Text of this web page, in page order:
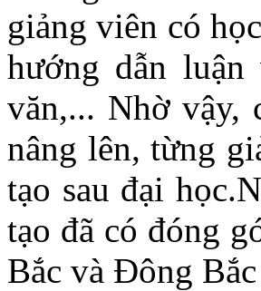
giảng viên có
hướng dẫn
văn,... Nhờ vậy,
nâng lên, từng
tạo sau đại
tạo đã có đóng
Bắc và Đông